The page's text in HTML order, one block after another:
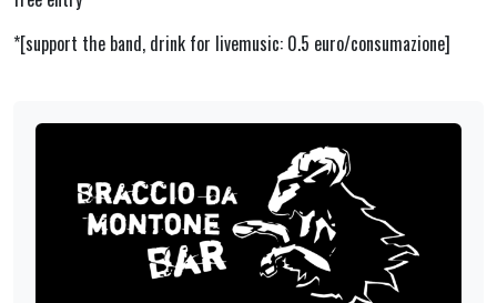
*[support the band, drink for livemusic: 0.5 euro/consumazione]